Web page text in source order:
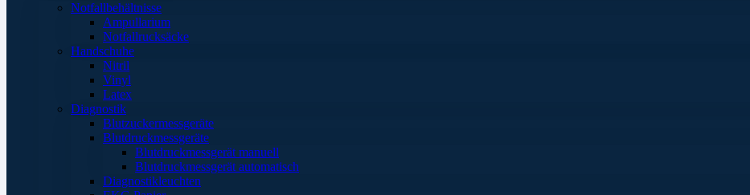
Notfallbehältnisse
Ampullarium
Notfallrucksäcke
Handschuhe
Nitril
Vinyl
Latex
Diagnostik
Blutzuckermessgeräte
Blutdruckmessgeräte
Blutdruckmessgerät manuell
Blutdruckmessgerät automatisch
Diagnostikleuchten